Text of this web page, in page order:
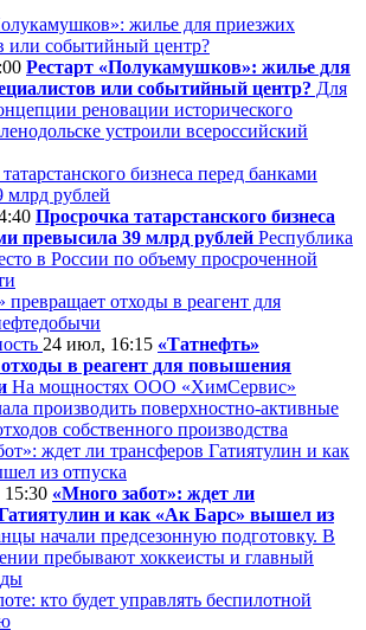
Рестарт «Полукамушков»: жилье для
или событийный центр? Для
реновации исторического
устроили всероссийский
Просрочка татарстанского бизнеса
превысила 39 млрд рублей Республика
в России по объему просроченной
24 июл, 16:15 «Татнефть»
в реагент для повышения
На мощностях ООО «ХимСервис»
производить поверхностно-активные
собственного производства
15:30 «Много забот»: ждет ли
и как «Ак Барс» вышел из
начали предсезонную подготовку. В
пребывают хоккеисты и главный